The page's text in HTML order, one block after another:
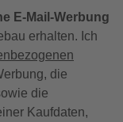
E-Mail-Werbung
erhalten. Ich
die
die
Kaufdaten,